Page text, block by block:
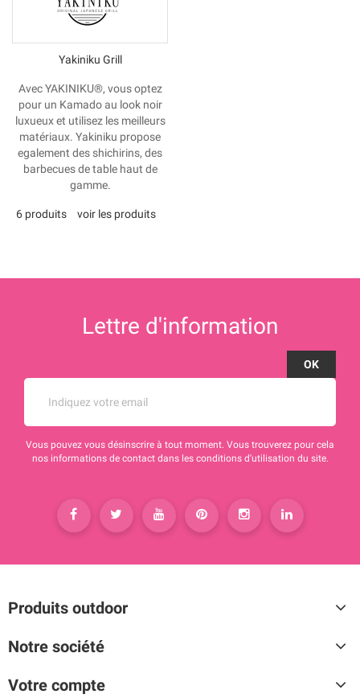
Yakiniku Grill
Avec YAKINIKU®, vous optez
pour un Kamado au look noir
luxueux et utilisez les meilleurs
matériaux. Yakiniku propose
egalement des shichirins, des
barbecues de table haut de
gamme.
6 produits voir les produits
Lettre d'information
Vous pouvez vous désinscrire à tout moment. Vous trouverez pour cela
nos informations de contact dans les conditions d'utilisation du site.
Produits outdoor
Notre société
Votre compte